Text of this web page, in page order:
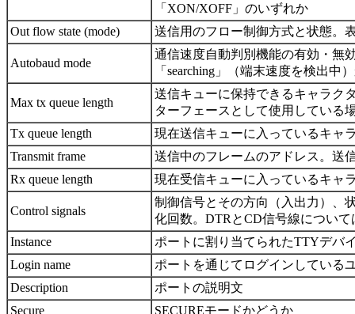
「XON/XOFF」のいずれか
Out flow state (mode)
送信用のフロー制御方式と状態。
Autobaud mode
通信速度自動判別機能の有効・無
「searching」（端末速度を検出中
Max tx queue length
送信キューに保持できるキャラク
ターフェースとして使用している
Tx queue length
現在送信キューに入っているキャ
Transmit frame
送信中のフレームのアドレス。送
Rx queue length
現在受信キューに入っているキャ
Control signals
制御信号とその方向（入出力）、
化回数。DTRとCD信号線につい
Instance
ポートに割り当てられたTTYデバ
Login name
ポートを通じてログインしている
Description
ポートの説明文
Secure
SECUREモードかどうか